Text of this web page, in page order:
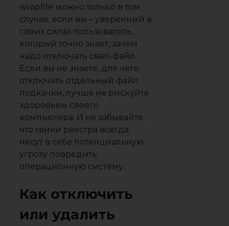
swapfile можно только в том
случае, если вы – уверенный в
своих силах пользователь,
который точно знает, зачем
надо отключать свап-файл.
Если вы не знаете, для чего
отключать отдельный файл
подкачки, лучше не рискуйте
здоровьем своего
компьютера. И не забывайте,
что твики реестра всегда
несут в себе потенциальную
угрозу повредить
операционную систему.
Как отключить
или удалить